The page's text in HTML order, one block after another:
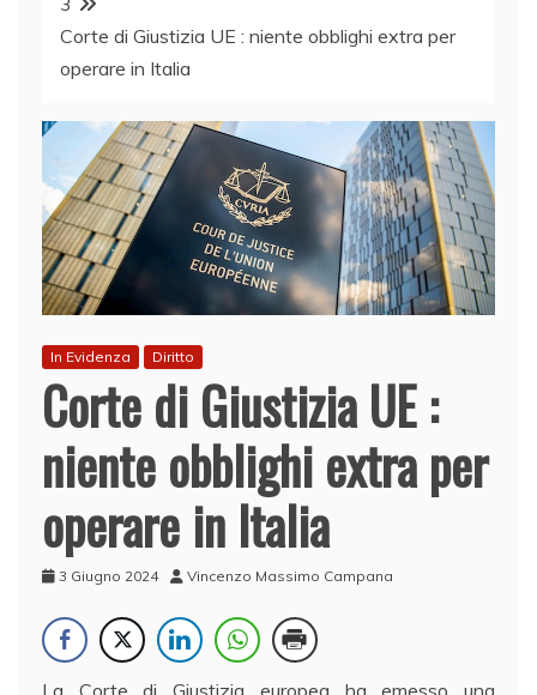
Corte di Giustizia UE : niente obblighi extra per
operare in Italia
In Evidenza Diritto
Corte di Giustizia UE :
niente obblighi extra per
operare in Italia
3 Giugno 2024 Vincenzo Massimo Campana
La Corte di Giustizia europea ha emesso una